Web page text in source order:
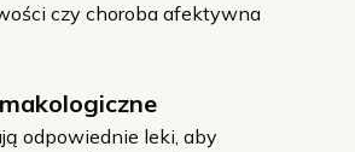
czy choroba afektywna
odpowiednie leki, aby